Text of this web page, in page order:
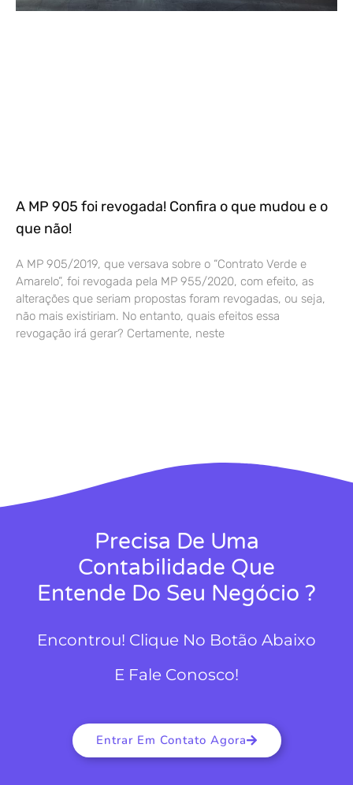
A MP 905 foi revogada! Confira o que mudou e o
que não!
A MP 905/2019, que versava sobre o “Contrato Verde e
Amarelo”, foi revogada pela MP 955/2020, com efeito, as
alterações que seriam propostas foram revogadas, ou seja,
não mais existiriam. No entanto, quais efeitos essa
revogação irá gerar? Certamente, neste
Precisa De Uma
Contabilidade Que
Entende Do Seu Negócio ?
Encontrou! Clique No Botão Abaixo
E Fale Conosco!
Entrar Em Contato Agora